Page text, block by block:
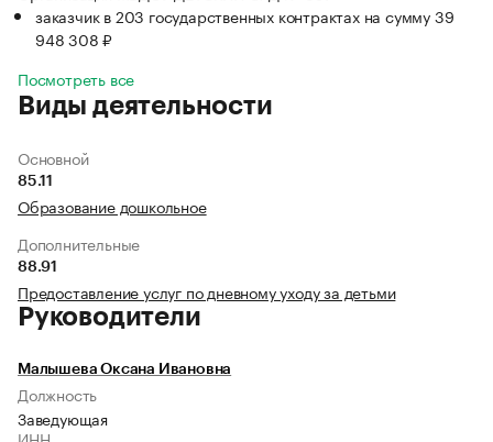
заказчик в 203 государственных контрактах на сумму 39
948 308 ₽
Посмотреть все
Виды деятельности
Основной
85.11
Образование дошкольное
Дополнительные
88.91
Предоставление услуг по дневному уходу за детьми
Руководители
Малышева Оксана Ивановна
Должность
Заведующая